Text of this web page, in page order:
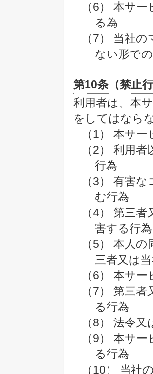
（6） 本サ
る為
（7） 当社
ない形で
第10条（禁止
利用者は、本
をしてはなら
（1） 本サ
（2） 利用
行為
（3） 有害
む行為
（4） 第三
害する行為
（5） 本人
三者又は
（6） 本サ
（7） 第三
る行為
（8） 法令
（9） 本サ
る行為
（10） 当社